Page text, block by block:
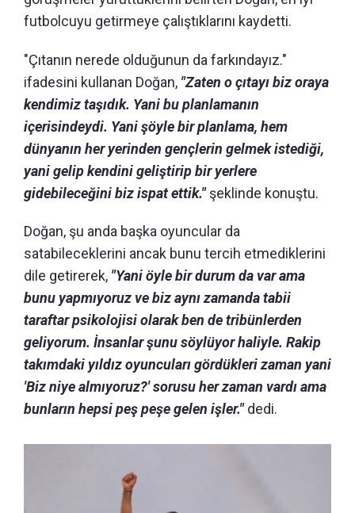
futbolcuyu getirmeye çalıştıklarını kaydetti.
"Çıtanın nerede olduğunun da farkındayız."
ifadesini kullanan Doğan, "Zaten o çıtayı biz oraya
kendimiz taşıdık. Yani bu planlamanın
içerisindeydi. Yani şöyle bir planlama, hem
dünyanın her yerinden gençlerin gelmek istediği,
yani gelip kendini geliştirip bir yerlere
gidebileceğini biz ispat ettik."şeklinde konuştu.
Doğan, şu anda başka oyuncular da
satabileceklerini ancak bunu tercih etmediklerini
dile getirerek, "Yani öyle bir durum da var ama
bunu yapmıyoruz ve biz aynı zamanda tabii
taraftar psikolojisi olarak ben de tribünlerden
geliyorum. İnsanlar şunu söylüyor haliyle. Rakip
takımdaki yıldız oyuncuları gördükleri zaman yani
'Biz niye almıyoruz?' sorusu her zaman vardı ama
bunların hepsi peş peşe gelen işler."dedi.